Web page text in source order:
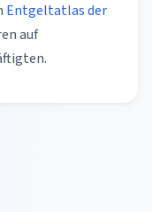
Entgeltatlas der
auf